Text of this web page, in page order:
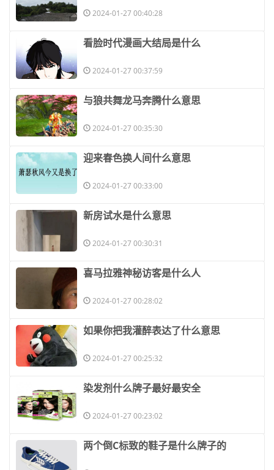
2024-01-27 00:40:28
​看脸时代漫画大结局是什么
2024-01-27 00:37:59
​与狼共舞龙马奔腾什么意思
2024-01-27 00:35:30
​迎来春色换人间什么意思
2024-01-27 00:33:00
​新房试水是什么意思
2024-01-27 00:30:31
​喜马拉雅神秘访客是什么人
2024-01-27 00:28:02
​如果你把我灌醉表达了什么意思
2024-01-27 00:25:32
​染发剂什么牌子最好最安全
2024-01-27 00:23:02
​两个倒C标致的鞋子是什么牌子的